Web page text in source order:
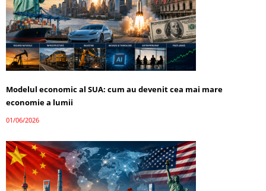
Modelul economic al SUA: cum au devenit cea mai mare
economie a lumii
01/06/2026